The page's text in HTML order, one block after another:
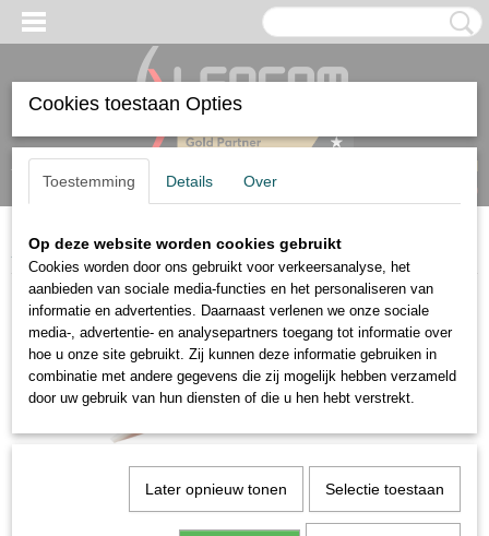
Inloggen Registreren
(0)
Home>Accessoires> Installatie >Verbindingsdraad Oranje/Wit 100m
Cookies toestaan Opties
Toestemming Details Over
Op deze website worden cookies gebruikt
Cookies worden door ons gebruikt voor verkeersanalyse, het
aanbieden van sociale media-functies en het personaliseren van
informatie en advertenties. Daarnaast verlenen we onze sociale
media-, advertentie- en analysepartners toegang tot informatie over
hoe u onze site gebruikt. Zij kunnen deze informatie gebruiken in
combinatie met andere gegevens die zij mogelijk hebben verzameld
door uw gebruik van hun diensten of die u hen hebt verstrekt.
Later opnieuw tonen Selectie toestaan